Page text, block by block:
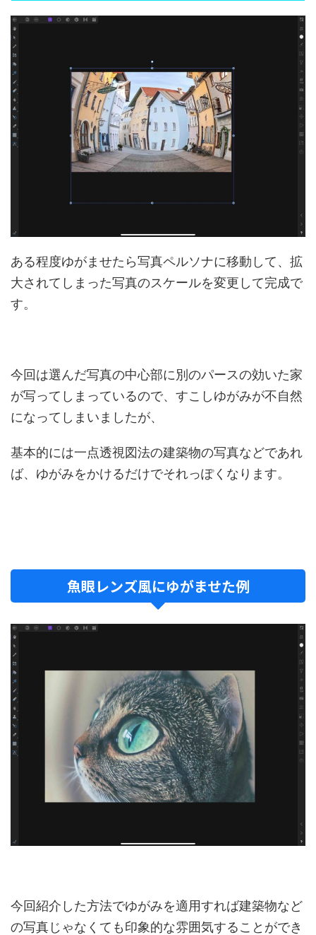
ある程度ゆがませたら写真ペルソナに移動して、拡
大されてしまった写真のスケールを変更して完成で
す。
今回は選んだ写真の中心部に別のパースの効いた家
が写ってしまっているので、すこしゆがみが不自然
になってしまいましたが、
基本的には一点透視図法の建築物の写真などであれ
ば、ゆがみをかけるだけでそれっぽくなります。
魚眼レンズ風にゆがませた例
今回紹介した方法でゆがみを適用すれば建築物など
の写真じゃなくても印象的な雰囲気することができ